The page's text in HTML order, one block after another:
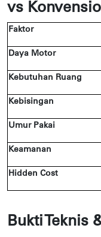
vs
Faktor
Daya Motor
Kebutuhan Ruang
Kebisingan
Umur Pakai
Keamanan
Hidden Cost
Bukti Teknis